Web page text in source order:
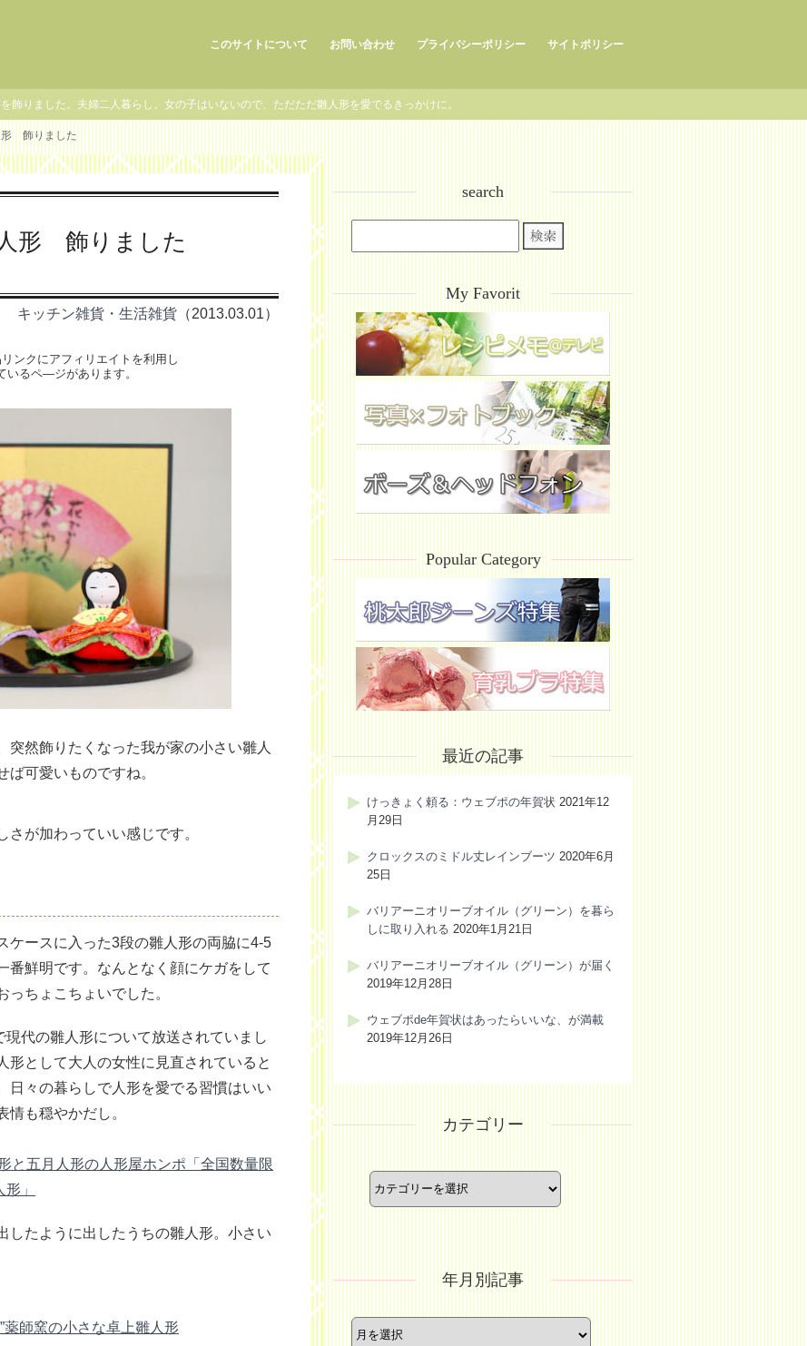
このサイトについて お問い合わせ プライバシーポリシー サイトポリシー
飾りました。夫婦二人暮らし。女の子はいないので、ただただ雛人形を愛でるきっかけに。
形 飾りました
形 飾りました
キッチン雑貨・生活雑貨 （2013.03.01）
ンクにアフィリエイトを利用し
いるペ―ジがあります。
突然飾りたくなった我が家の小さい雛人
可愛いものですね。
が加わっていい感じです。
ケースに入った3段の雛人形の両脇に4-5
番鮮明です。なんとなく顔にケガをして
ちょこちょいでした。
代の雛人形について放送されていまし
形として大人の女性に見直されていると
日々の暮らしで人形を愛でる習慣はいい
情も穏やかだし。
と五月人形の人形屋ホンポ「全国数量限
」
したように出したうちの雛人形。小さい
薬師窯の小さな卓上雛人形
search
My Favorit
Popular Category
最近の記事
けっきょく頼る：ウェブポの年賀状 2021年12
月29日
クロックスのミドル丈レインブーツ 2020年6月
25日
バリアーニオリーブオイル（グリーン）を暮ら
しに取り入れる 2020年1月21日
バリアーニオリーブオイル（グリーン）が届く
2019年12月28日
ウェブポde年賀状はあったらいいな、が満載
2019年12月26日
カテゴリー
年月別記事